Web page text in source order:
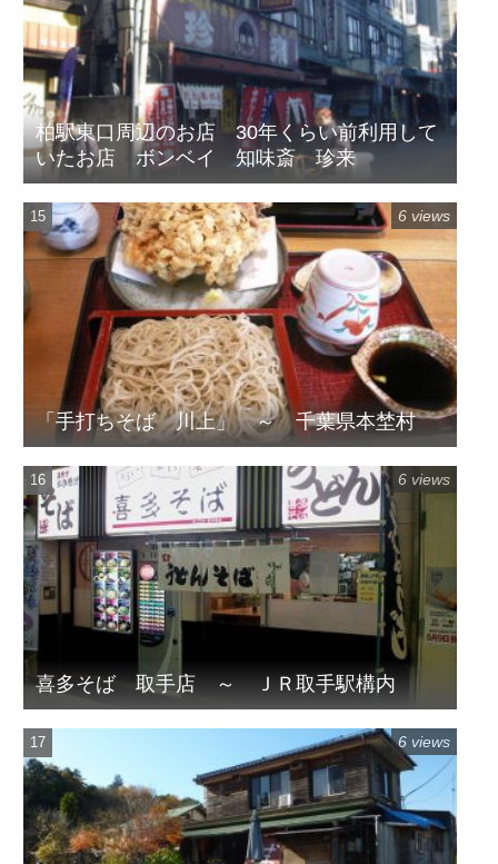
柏駅東口周辺のお店 30年くらい前利用して
いたお店 ボンベイ 知味斎 珍来
「手打ちそば 川上」 ～ 千葉県本埜村
6 views
喜多そば 取手店 ～ ＪＲ取手駅構内
6 views
6 views